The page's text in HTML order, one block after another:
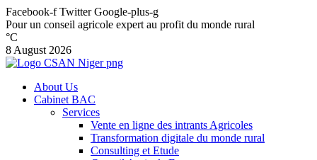
Facebook-f Twitter Google-plus-g
Pour un conseil agricole expert au profit du monde rural
°C
8 August 2026
About Us
Cabinet BAC
Services
Vente en ligne des intrants Agricoles
Transformation digitale du monde rural
Consulting et Etude